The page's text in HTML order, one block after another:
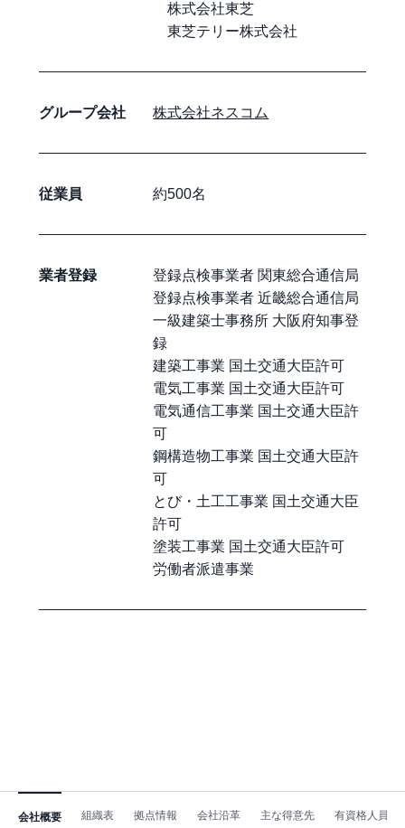
株式会社東芝
東芝テリー株式会社
グループ会社 株式会社ネスコム
従業員 約500名
業者登録
登録点検事業者 関東総合通信局
登録点検事業者 近畿総合通信局
一級建築士事務所 大阪府知事登
録
建築工事業 国土交通大臣許可
電気工事業 国土交通大臣許可
電気通信工事業 国土交通大臣許
可
鋼構造物工事業 国土交通大臣許
可
とび・土工工事業 国土交通大臣
許可
塗装工事業 国土交通大臣許可
労働者派遣事業
会社概要 組織表 拠点情報 会社沿革 主な得意先 有資格人員表